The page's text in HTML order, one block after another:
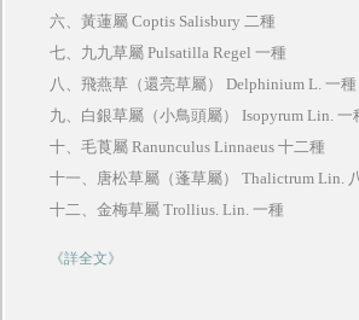
六、黃蓮屬 Coptis Salisbury二種
七、九九草屬 Pulsatilla Regel一種
八、飛燕草（還亮草屬）
Delphinium L.一種
九、白銀草屬（小鳥頭屬）
Isopyrum Lin.一
十、毛莨屬 Ranunculus Linnaeus十二種
十一、唐松草屬（蓬草屬）
Thalictrum Lin.
十二、金梅草屬 Trollius. Lin.一種
《詳全文》